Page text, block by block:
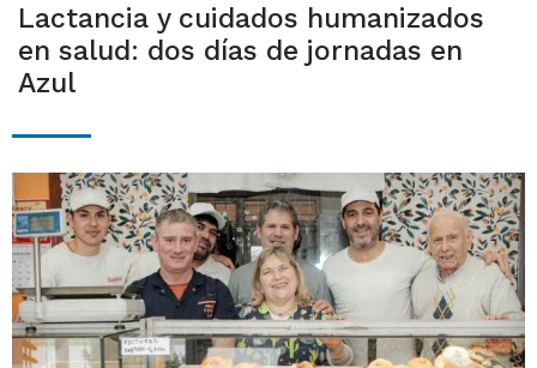
Lactancia y cuidados humanizados
en salud: dos días de jornadas en
Azul